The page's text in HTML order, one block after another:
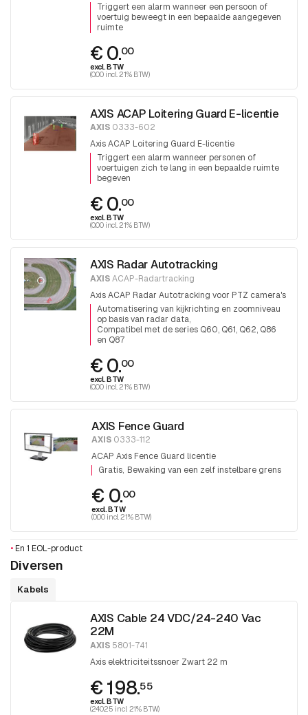
Triggert een alarm wanneer een persoon of
voertuig beweegt in een bepaalde aangegeven
ruimte
€ 0.00
excl. BTW
(0.00 incl. 21% BTW)
AXIS ACAP Loitering Guard E-licentie
AXIS 0333-602
Axis ACAP Loitering Guard E-licentie
Triggert een alarm wanneer personen of
voertuigen zich te lang in een bepaalde ruimte
begeven
€ 0.00
excl. BTW
(0.00 incl. 21% BTW)
AXIS Radar Autotracking
AXISACAP-Radartracking
Axis ACAP Radar Autotracking voor PTZ camera's
Automatisering van kijkrichting en zoomniveau
op basis van radar data
Compatibel met de series Q60, Q61, Q62, Q86
en Q87
€ 0.00
excl. BTW
(0.00 incl. 21% BTW)
AXIS Fence Guard
AXIS 0333-112
ACAP Axis Fence Guard licentie
Gratis Bewaking van een zelf instelbare grens
€ 0.00
excl. BTW
(0.00 incl. 21% BTW)
• En 1 EOL-product
Diversen
Kabels
AXIS Cable 24 VDC/24-240 Vac
22M
AXIS 5801-741
Axis elektriciteitssnoer Zwart 22 m
€ 198.55
excl. BTW
(240.25 incl. 21% BTW)